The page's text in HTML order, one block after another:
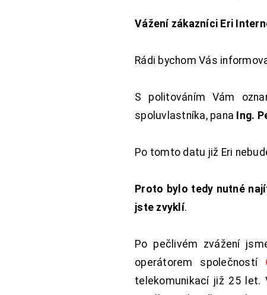
Vážení zákazníci Eri
Rádi bychom Vás
S politováním Vám
spoluvlastníka, pana Ing.
Po tomto datu již Eri
Proto bylo tedy nutné
jste zvyklí.
Po pečlivém zvážení
operátorem společností
telekomunikací již 25 let.